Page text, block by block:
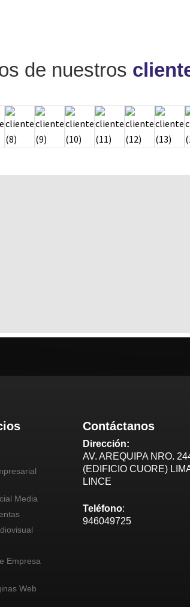
de nuestros
Media
Empresa
Web
Contáctanos
Dirección:
AV. AREQUIPA NRO.
(EDIFICIO CUORE)
LINCE
Teléfono:
946049725